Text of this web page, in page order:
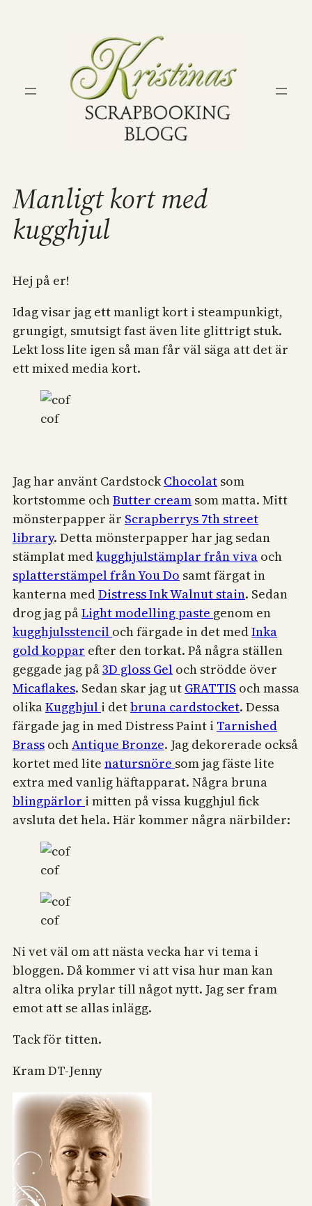
Manligt kort med
kugghjul
Hej på er!
Idag visar jag ett manligt kort i steampunkigt,
grungigt, smutsigt fast även lite glittrigt stuk.
Lekt loss lite igen så man får väl säga att det är
ett mixed media kort.
cof
Jag har använt CardstockChocolat som
kortstomme ochButter cream som matta. Mitt
mönsterpapper är Scrapberrys 7th street
library. Detta mönsterpapper har jag sedan
stämplat medkugghjulstämplar från viva och
splatterstämpel från You Do samt färgat in
kanterna medDistress Ink Walnut stain. Sedan
drog jag påLight modelling paste genom en
kugghjulsstencil och färgade in det medInka
gold koppar efter den torkat. På några ställen
geggade jag på3D gloss Gel och strödde över
Micaflakes. Sedan skar jag ut GRATTIS och massa
olikaKugghjul i detbruna cardstocket. Dessa
färgade jag in med Distress Paint i Tarnished
Brass ochAntique Bronze. Jag dekorerade också
kortet med lite natursnöre som jag fäste lite
extra med vanlig häftapparat. Några bruna
blingpärlor i mitten på vissa kugghjul fick
avsluta det hela. Här kommer några närbilder:
cof
cof
Ni vet väl om att nästa vecka har vi tema i
bloggen. Då kommer vi att visa hur man kan
altra olika prylar till något nytt. Jag ser fram
emot att se allas inlägg.
Tack för titten.
Kram DT-Jenny